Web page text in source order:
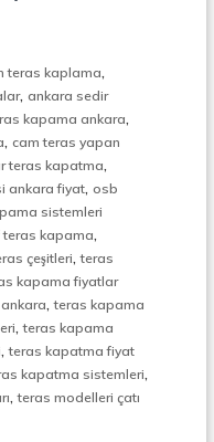
teras kaplama,
, ankara sedir
kapama ankara,
, cam teras yapan
teras kapatma,
ankara fiyat, osb
sistemleri
kapama,
çeşitleri,teras
kapama fiyatlar
,teras kapama
,teras kapama
,teras kapatma fiyat
kapatma sistemleri,
,teras modelleri çatı